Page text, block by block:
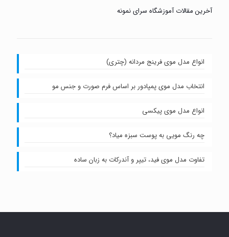
آخرین مقالات آموزشگاه سرای نمونه
انواع مدل موی فرینج مردانه (چتری)
انتخاب مدل موی پمپادور بر اساس فرم صورت و جنس مو
انواع مدل موی پیکسی
چه رنگ مویی به پوست سبزه میاد؟
تفاوت مدل موی فید، تیپر و آندرکات به زبان ساده